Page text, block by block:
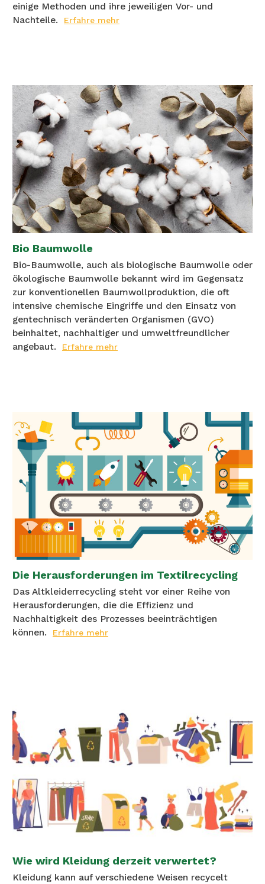
einige Methoden und ihre jeweiligen Vor- und
Nachteile.
Erfahre mehr
Bio Baumwolle
Bio-Baumwolle, auch als biologische Baumwolle oder
ökologische Baumwolle bekannt wird im Gegensatz
zur konventionellen Baumwollproduktion, die oft
intensive chemische Eingriffe und den Einsatz von
gentechnisch veränderten Organismen (GVO)
beinhaltet, nachhaltiger und umweltfreundlicher
angebaut.
Erfahre mehr
Die Herausforderungen im Textilrecycling
Das Altkleiderrecycling steht vor einer Reihe von
Herausforderungen, die die Effizienz und
Nachhaltigkeit des Prozesses beeinträchtigen
können.
Erfahre mehr
Wie wird Kleidung derzeit verwertet?
Kleidung kann auf verschiedene Weisen recycelt